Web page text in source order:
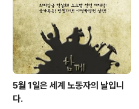
5월 1일은 세계 노동자의 날입니
다.